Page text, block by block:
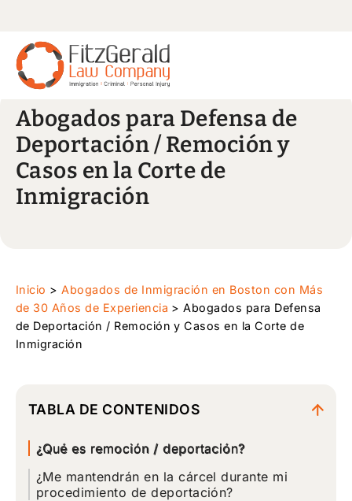
Abogados para Defensa de
Deportación / Remoción y
Casos en la Corte de
Inmigración
Inicio >Abogados de Inmigración en Boston con Más
de 30 Años de Experiencia >Abogados para Defensa
de Deportación / Remoción y Casos en la Corte de
Inmigración
TABLA DE CONTENIDOS
¿Qué es remoción / deportación?
¿Me mantendrán en la cárcel durante mi
procedimiento de deportación?